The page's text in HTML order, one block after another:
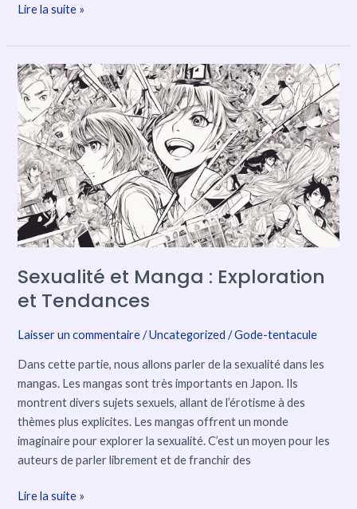
Lire la suite »
Sexualité et Manga : Exploration
et Tendances
Laisser un commentaire /Uncategorized /Gode-tentacule
Dans cette partie, nous allons parler de la sexualité dans les
mangas. Les mangas sont très importants en Japon. Ils
montrent divers sujets sexuels, allant de l’érotisme à des
thèmes plus explicites. Les mangas offrent un monde
imaginaire pour explorer la sexualité. C’est un moyen pour les
auteurs de parler librement et de franchir des
Sexualité
et
Manga
:
Exploration
et
Tendances
Lire la suite »